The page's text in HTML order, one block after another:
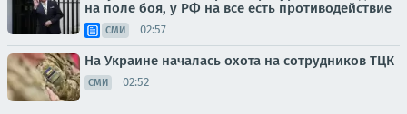
на поле боя, у РФ на все есть противодействие
СМИ 02:57
На Украине началась охота на сотрудников ТЦК
СМИ 02:52